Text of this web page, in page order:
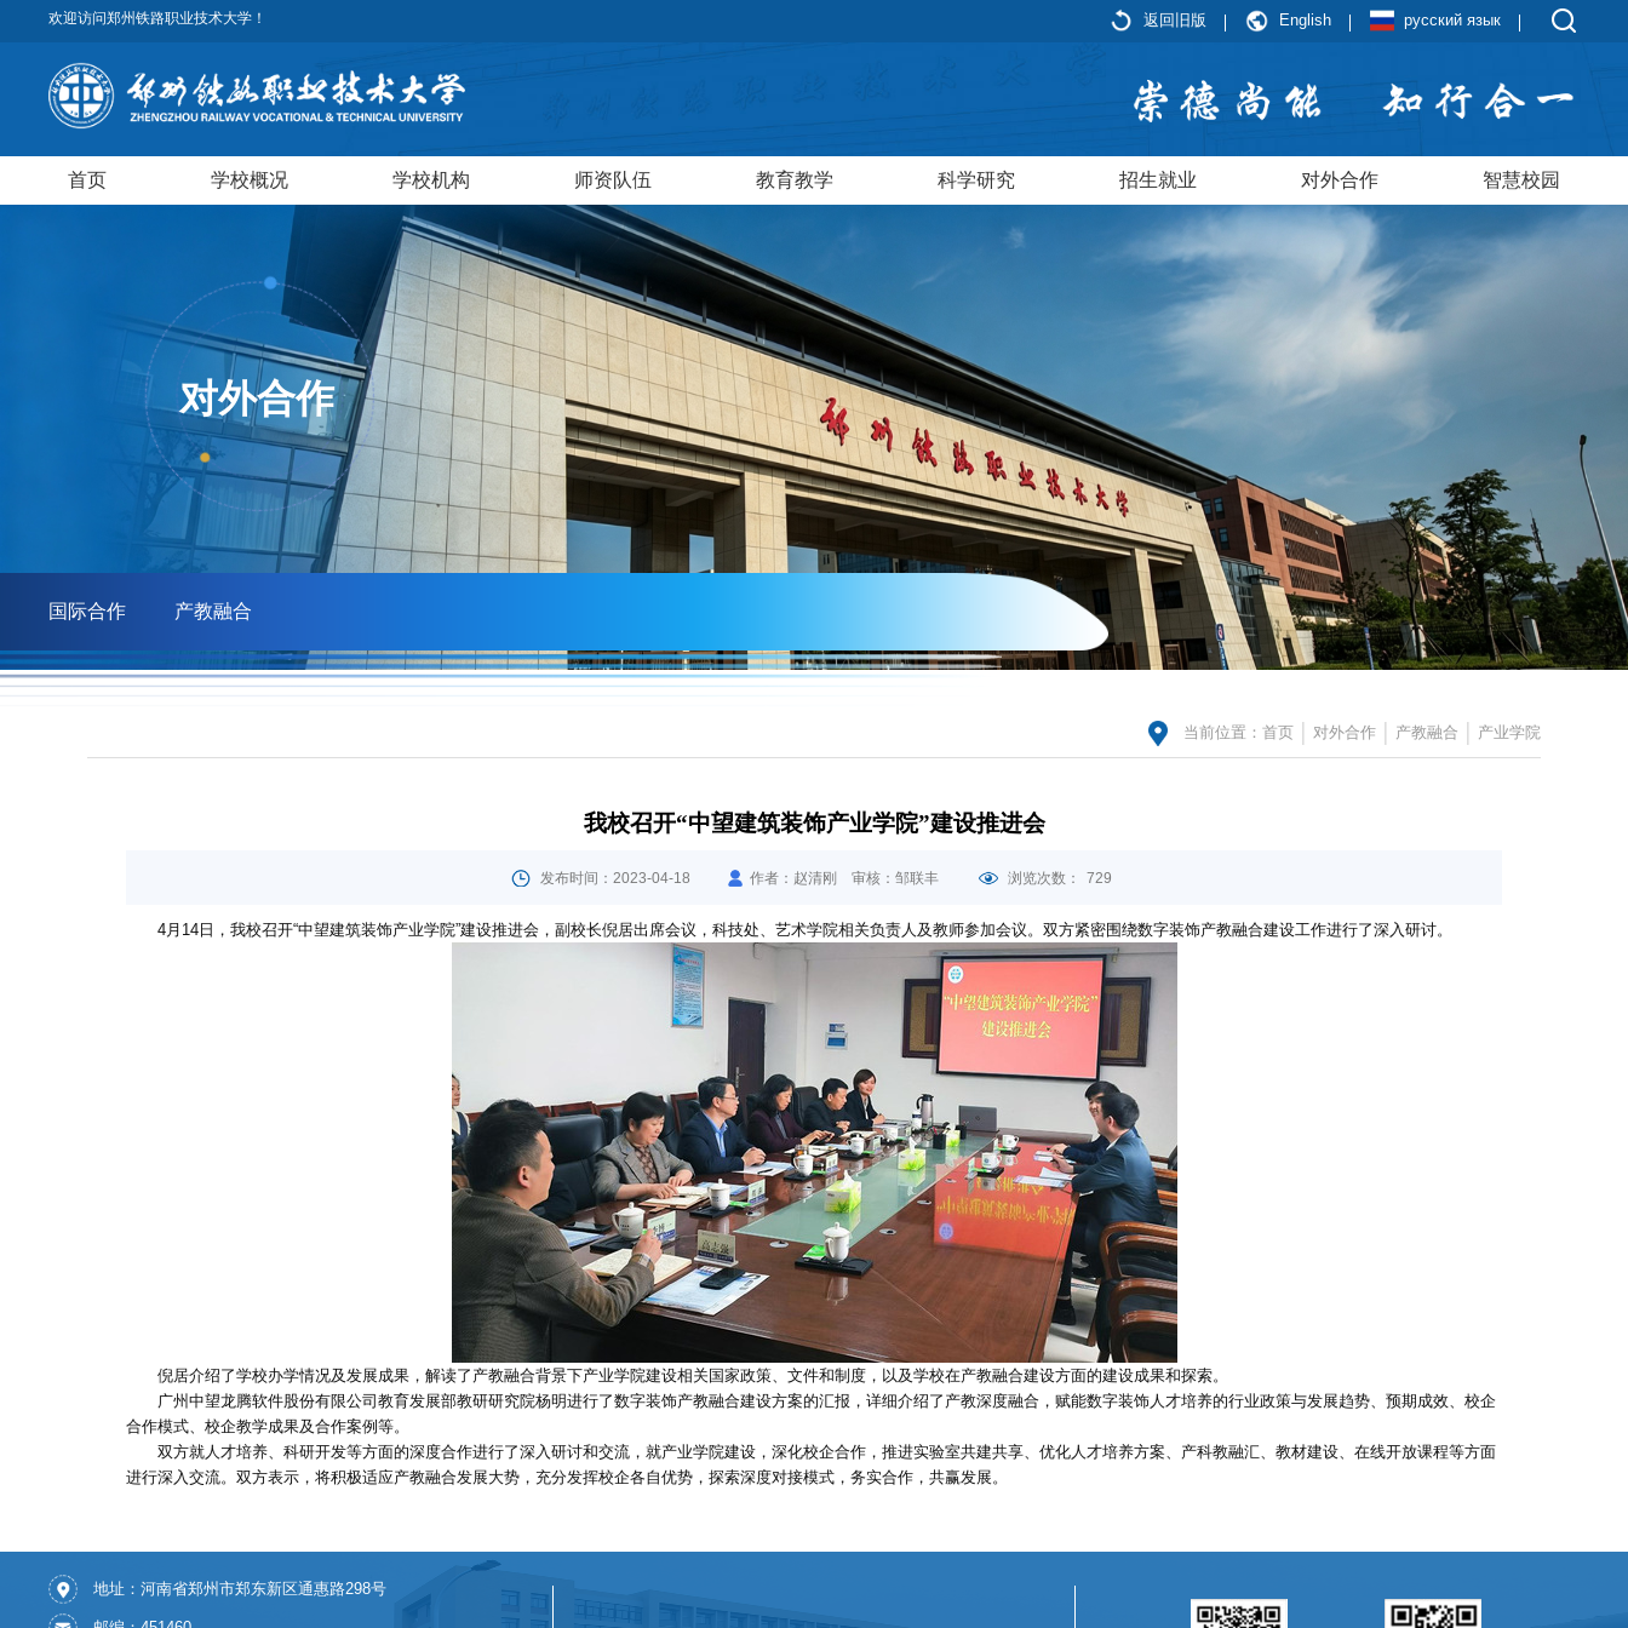
欢迎访问郑州铁路职业技术大学！ 返回旧版 English русский язык
首页 学校概况 学校机构 师资队伍 教育教学 科学研究 招生就业 对外合作 智慧校园
对外合作
国际合作 产教融合
当前位置： 首页 对外合作 产教融合 产业学院
我校召开“中望建筑装饰产业学院”建设推进会
发布时间：2023-04-18 作者：赵清刚 审核：邹联丰 浏览次数： 729
4月14日，我校召开“中望建筑装饰产业学院”建设推进会，副校长倪居出席会议，科技处、艺术学院相关负责人及教师参加会议。双方紧密围绕数字装饰产教融合建设工作进行了深入研讨。
倪居介绍了学校办学情况及发展成果，解读了产教融合背景下产业学院建设相关国家政策、文件和制度，以及学校在产教融合建设方面的建设成果和探索。
广州中望龙腾软件股份有限公司教育发展部教研研究院杨明进行了数字装饰产教融合建设方案的汇报，详细介绍了产教深度融合，赋能数字装饰人才培养的行业政策与发展趋势、预期成效、校企
合作模式、校企教学成果及合作案例等。
双方就人才培养、科研开发等方面的深度合作进行了深入研讨和交流，就产业学院建设，深化校企合作，推进实验室共建共享、优化人才培养方案、产科教融汇、教材建设、在线开放课程等方面
进行深入交流。双方表示，将积极适应产教融合发展大势，充分发挥校企各自优势，探索深度对接模式，务实合作，共赢发展。
地址：河南省郑州市郑东新区通惠路298号